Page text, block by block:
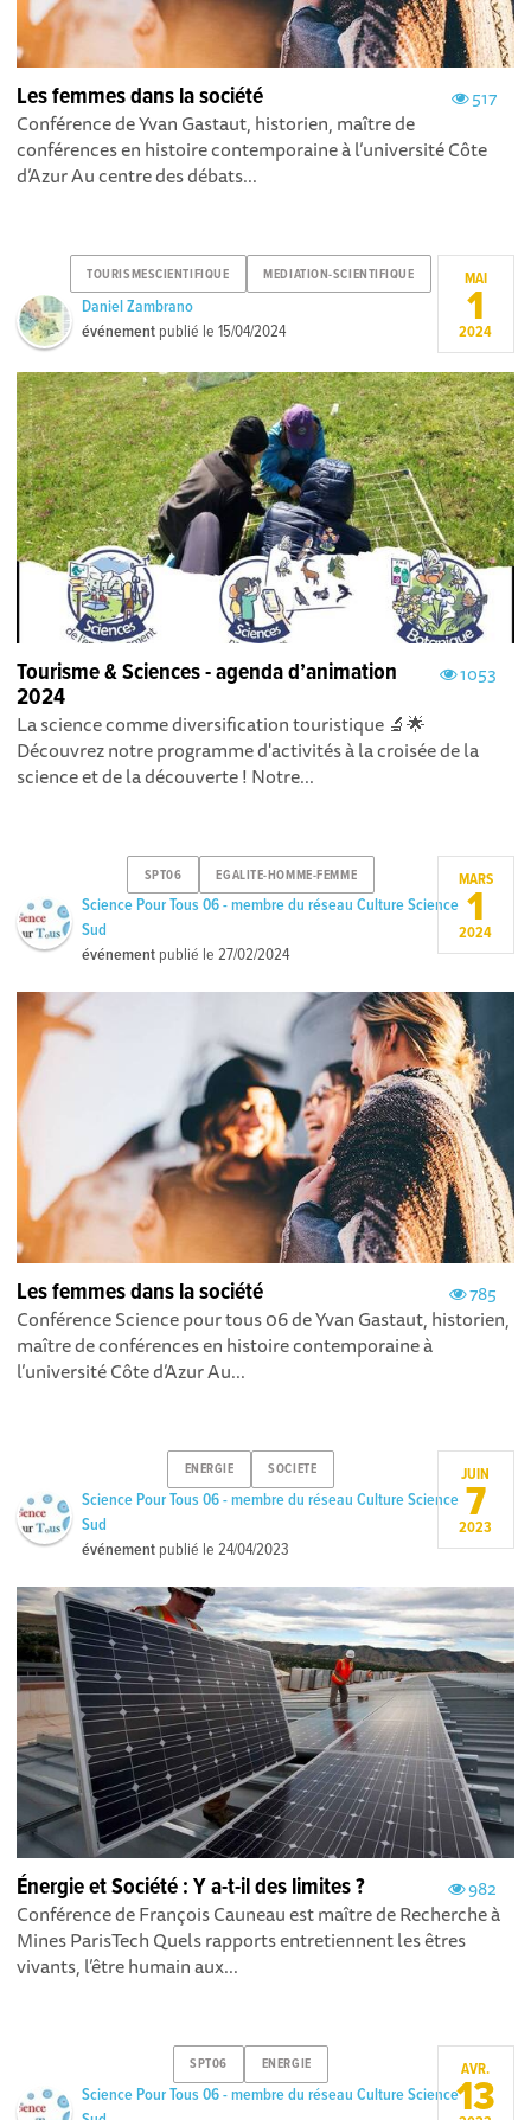
517
Les femmes dans la société
Conférence de Yvan Gastaut, historien, maître de
conférences en histoire contemporaine à l’université Côte
d’Azur Au centre des débats...
TOURISMESCIENTIFIQUE MEDIATION-SCIENTIFIQUE
Daniel Zambrano
événement publié le15/04/2024
MAI
1
2024
1053
Tourisme & Sciences - agenda d’animation
2024
La science comme diversification touristique 🔬🌟
Découvrez notre programme d'activités à la croisée de la
science et de la découverte ! Notre...
SPT06 EGALITE-HOMME-FEMME
Science Pour Tous 06 - membre du réseau Culture Science
Sud
événement publié le27/02/2024
MARS
1
2024
785
Les femmes dans la société
Conférence Science pour tous 06 de Yvan Gastaut, historien,
maître de conférences en histoire contemporaine à
l’université Côte d’Azur Au...
ENERGIE SOCIETE
Science Pour Tous 06 - membre du réseau Culture Science
Sud
événement publié le24/04/2023
JUIN
7
2023
982
Énergie et Société : Y a-t-il des limites ?
Conférence de François Cauneau est maître de Recherche à
Mines ParisTech Quels rapports entretiennent les êtres
vivants, l’être humain aux...
SPT06 ENERGIE
Science Pour Tous 06 - membre du réseau Culture Science
AVR.
13